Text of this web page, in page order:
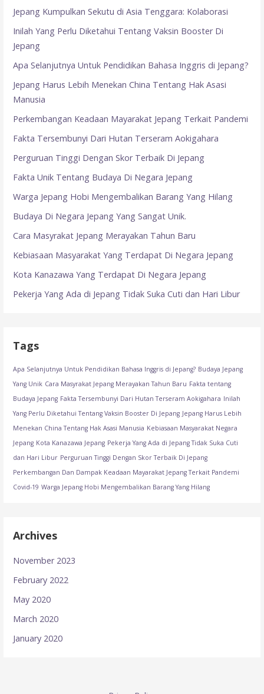
Jepang Kumpulkan Sekutu di Asia Tenggara: Kolaborasi
Inilah Yang Perlu Diketahui Tentang Vaksin Booster Di
Jepang
Apa Selanjutnya Untuk Pendidikan Bahasa Inggris di Jepang?
Jepang Harus Lebih Menekan China Tentang Hak Asasi
Manusia
Perkembangan Keadaan Mayarakat Jepang Terkait Pandemi
Fakta Tersembunyi Dari Hutan Terseram Aokigahara
Perguruan Tinggi Dengan Skor Terbaik Di Jepang
Fakta Unik Tentang Budaya Di Negara Jepang
Warga Jepang Hobi Mengembalikan Barang Yang Hilang
Budaya Di Negara Jepang Yang Sangat Unik.
Cara Masyrakat Jepang Merayakan Tahun Baru
Kebiasaan Masyarakat Yang Terdapat Di Negara Jepang
Kota Kanazawa Yang Terdapat Di Negara Jepang
Pekerja Yang Ada di Jepang Tidak Suka Cuti dan Hari Libur
Tags
Apa Selanjutnya Untuk Pendidikan Bahasa Inggris di Jepang? Budaya Jepang
Yang Unik Cara Masyrakat Jepang Merayakan Tahun Baru Fakta tentang
Budaya Jepang Fakta Tersembunyi Dari Hutan Terseram Aokigahara Inilah
Yang Perlu Diketahui Tentang Vaksin Booster Di Jepang Jepang Harus Lebih
Menekan China Tentang Hak Asasi Manusia Kebiasaan Masyarakat Negara
Jepang Kota Kanazawa Jepang Pekerja Yang Ada di Jepang Tidak Suka Cuti
dan Hari Libur Perguruan Tinggi Dengan Skor Terbaik Di Jepang
Perkembangan Dan Dampak Keadaan Mayarakat Jepang Terkait Pandemi
Covid-19 Warga Jepang Hobi Mengembalikan Barang Yang Hilang
Archives
November 2023
February 2022
May 2020
March 2020
January 2020